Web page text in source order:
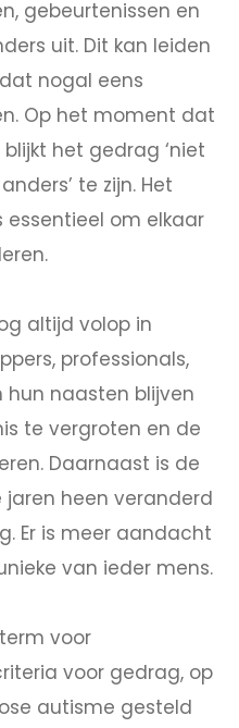
gebeurtenissen en
uit. Dit kan leiden
nogal eens
Op het moment dat
het gedrag ‘niet
te zijn. Het
essentieel om elkaar
altijd volop in
professionals,
naasten blijven
te vergroten en de
Daarnaast is de
heen veranderd
Er is meer aandacht
van ieder mens.
voor
voor gedrag, op
autisme gesteld